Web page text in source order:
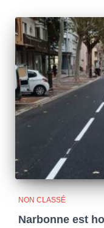
NON CLASSÉ
Narbonne est